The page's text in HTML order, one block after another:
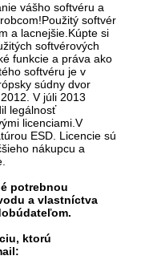
vášho softvéru a
softvér
a lacnejšie.Kúpte si
softvérových
funkcie a práva ako
softvéru je v
súdny dvor
V júli 2013
legálnosť
licenciami.V
ESD. Licencie sú
nákupcu a
potrebnou
a vlastníctva
ktorú